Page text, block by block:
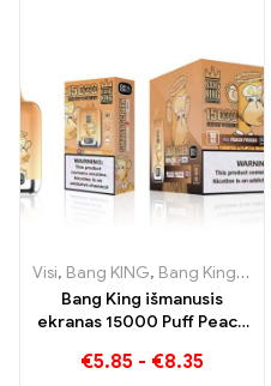
Visi, Bang KING, Bang King išmanusis ekranas 15000 Puff
Bang King išmanusis
ekranas 15000 Puff Peach
elektroninės cigaretės
€5.85 - €8.35